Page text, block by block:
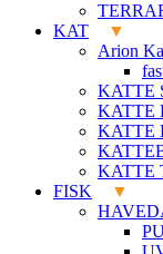
KAT
Arion
KATTE
KATTE
KATTE
KATTE
FISK